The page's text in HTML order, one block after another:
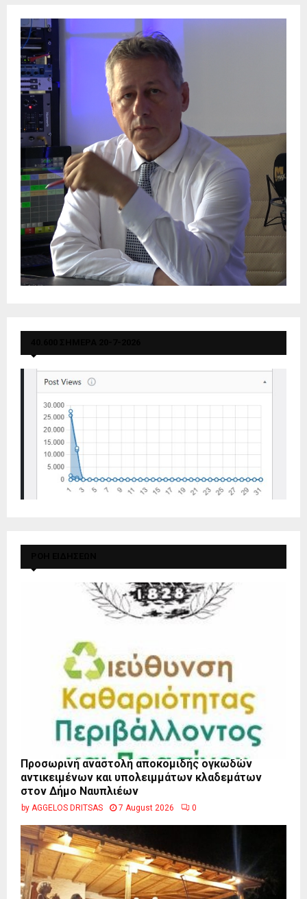
Προσωρινή αναστολή αποκομιδής ογκωδών
αντικειμένων και υπολειμμάτων κλαδεμάτων
στον Δήμο Ναυπλιέων
by AGGELOS DRITSAS 7 August 2026 0